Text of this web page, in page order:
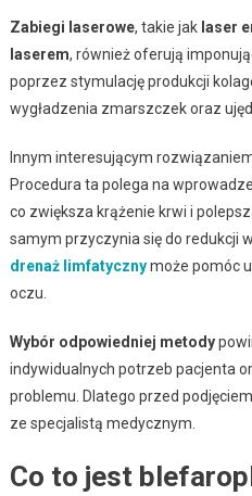
Zabiegi laserowe, takie jak laser
laserem, również oferują
poprzez stymulację produkcji
wygładzenia zmarszczek oraz
Innym interesującym
Procedura ta polega na
co zwiększa krążenie krwi i
samym przyczynia się do redukcji
drenaż limfatycznymoże pomóc
oczu.
Wybór odpowiedniej metody
indywidualnych potrzeb pacjenta
problemu. Dlatego przed
ze specjalistą medycznym.
Co to jest